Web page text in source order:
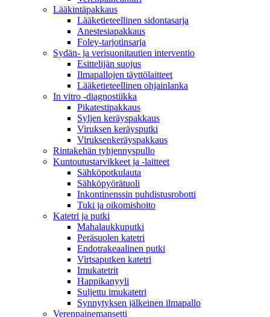
Lääkintäpakkaus
Lääketieteellinen sidontasarja
Anestesiapakkaus
Foley-tarjotinsarja
Sydän- ja verisuonitautien interventio
Esittelijän suojus
Ilmapallojen täyttölaitteet
Lääketieteellinen ohjainlanka
In vitro -diagnostiikka
Pikatestipakkaus
Syljen keräyspakkaus
Viruksen keräysputki
Viruksenkeräyspakkaus
Rintakehän tyhjennyspullo
Kuntoutustarvikkeet ja -laitteet
Sähköpotkulauta
Sähköpyörätuoli
Inkontinenssin puhdistusrobotti
Tuki ja oikomishoito
Katetri ja putki
Mahalaukkuputki
Peräsuolen katetri
Endotrakeaalinen putki
Virtsaputken katetri
Imukatetrit
Happikanyyli
Suljettu imukatetri
Synnytyksen jälkeinen ilmapallo
Verenpainemansetti